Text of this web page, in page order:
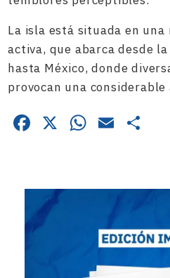
La isla está situada en
activa, que abarca desde
hasta México, donde
provocan una
Facebook
X Email